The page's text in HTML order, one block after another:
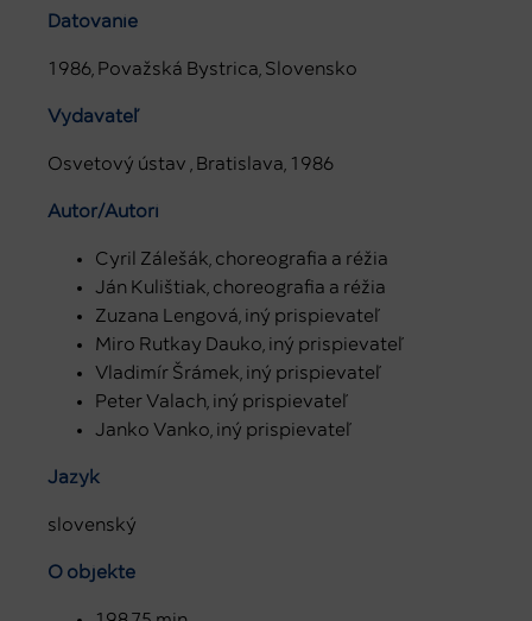
Datovanie
1986, Považská Bystrica, Slovensko
Vydavateľ
Osvetový ústav , Bratislava, 1986
Autor/Autori
Cyril Zálešák, choreografia a réžia
Ján Kulištiak, choreografia a réžia
Zuzana Lengová, iný prispievateľ
Miro Rutkay Dauko, iný prispievateľ
Vladimír Šrámek, iný prispievateľ
Peter Valach, iný prispievateľ
Janko Vanko, iný prispievateľ
Jazyk
slovenský
O objekte